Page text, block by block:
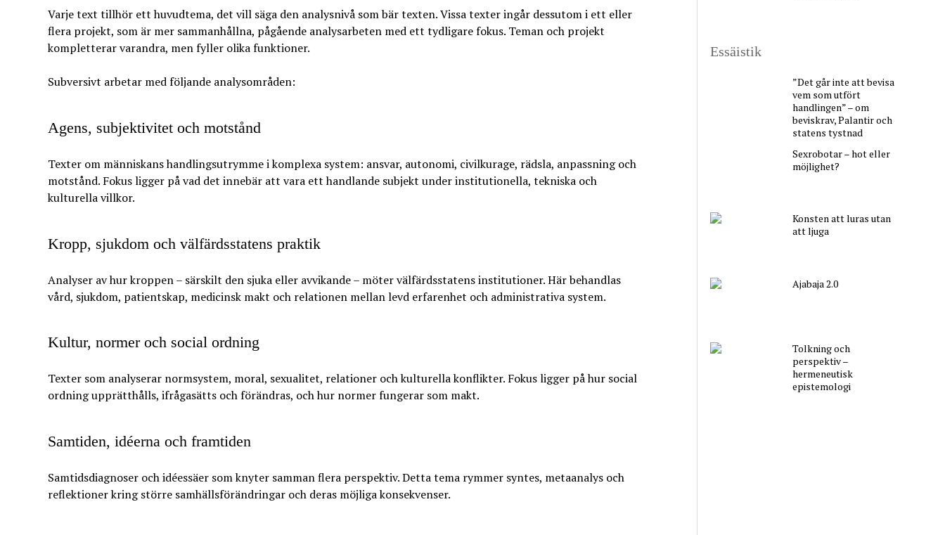
Varje text tillhör ett huvudtema, det vill säga den analysnivå som bär texten. Vissa texter ingår dessutom i ett eller
flera projekt, som är mer sammanhållna, pågående analysarbeten med ett tydligare fokus. Teman och projekt
kompletterar varandra, men fyller olika funktioner.
Subversivt arbetar med följande analysområden:
Agens, subjektivitet och motstånd
Texter om människans handlingsutrymme i komplexa system: ansvar, autonomi, civilkurage, rädsla, anpassning och
motstånd. Fokus ligger på vad det innebär att vara ett handlande subjekt under institutionella, tekniska och
kulturella villkor.
Kropp, sjukdom och välfärdsstatens praktik
Analyser av hur kroppen – särskilt den sjuka eller avvikande – möter välfärdsstatens institutioner. Här behandlas
vård, sjukdom, patientskap, medicinsk makt och relationen mellan levd erfarenhet och administrativa system.
Kultur, normer och social ordning
Texter som analyserar normsystem, moral, sexualitet, relationer och kulturella konflikter. Fokus ligger på hur social
ordning upprätthålls, ifrågasätts och förändras, och hur normer fungerar som makt.
Samtiden, idéerna och framtiden
Samtidsdiagnoser och idéessäer som knyter samman flera perspektiv. Detta tema rymmer syntes, metaanalys och
reflektioner kring större samhällsförändringar och deras möjliga konsekvenser.
Essäistik
”Det går inte att bevisa
vem som utfört
handlingen” – om
beviskrav, Palantir och
statens tystnad
Sexrobotar – hot eller
möjlighet?
Konsten att luras utan
att ljuga
Ajabaja 2.0
Tolkning och
perspektiv –
hermeneutisk
epistemologi